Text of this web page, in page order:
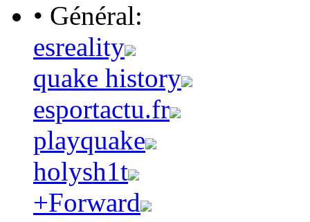
• Général:
esreality
quake history
esportactu.fr
playquake
holysh1t
+Forward